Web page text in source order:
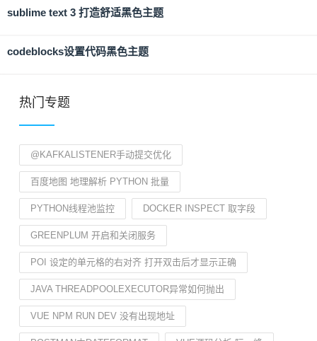
sublime text 3 打造舒适黑色主题
codeblocks设置代码黑色主题
热门专题
@KAFKALISTENER手动提交优化
百度地图 地理解析 PYTHON 批量
PYTHON线程池监控 DOCKER INSPECT 取字段
GREENPLUM 开启和关闭服务
POI 设定的单元格的右对齐 打开双击后才显示正确
JAVA THREADPOOLEXECUTOR异常如何抛出
VUE NPM RUN DEV 没有出现地址